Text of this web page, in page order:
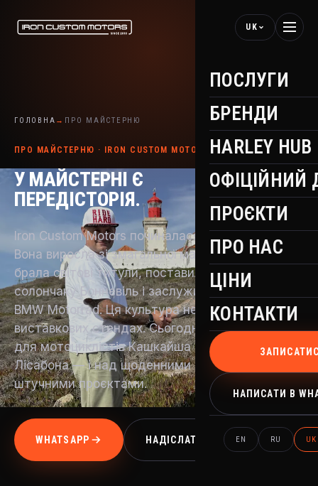
UK
ПОСЛУГИ
БРЕНДИ
HARLEY HUB
ОФІЦІЙНИЙ
ПРОЄКТИ
ПРО НАС
ЦІНИ
КОНТАКТИ
НАПИСАТИ В
EN RU UK
ГОЛОВНА → ПРО МАЙСТЕРНЮ
ПРО МАЙСТЕРНЮ · IRON CUSTOM MOTORS
У МАЙСТЕРНІ Є
ПЕРЕДІСТОРІЯ.
Iron Custom Motors починалася не в Португалії.
Вона виросла зі змагальної майстерні — тієї, що
брала світові титули, поставила рекорд на
солончаку Бонневіль і заслужила визнання
BMW Motorrad. Ця культура не лишилася на
виставкових стендах. Сьогодні вона працює
для мотоциклістів Кашкайша та Великого
Лісабона — і над щоденними машинами, і над
штучними проєктами.
WHATSAPP НАДІСЛАТИ ЗАЯВКУ